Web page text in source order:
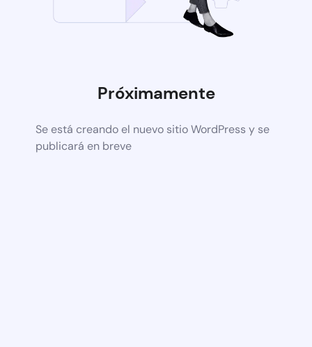
Próximamente
Se está creando el nuevo sitio WordPress y se
publicará en breve